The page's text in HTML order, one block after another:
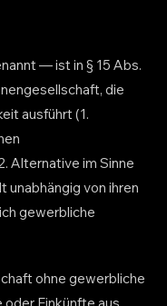
— ist in § 15 Abs.
die
ausführt (1.
Alternative im Sinne
unabhängig von ihren
gewerbliche
ohne gewerbliche